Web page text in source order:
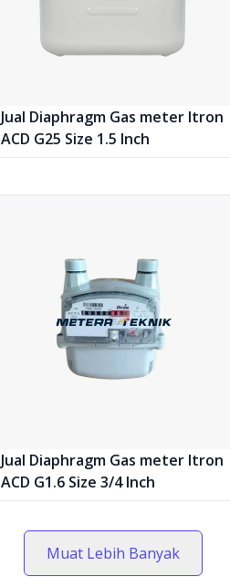
Jual Diaphragm Gas meter Itron
ACD G25 Size 1.5 Inch
Jual Diaphragm Gas meter Itron
ACD G1.6 Size 3/4 Inch
Muat Lebih Banyak